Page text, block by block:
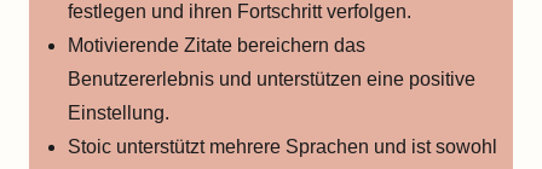
festlegen und ihren Fortschritt verfolgen.
Motivierende Zitate bereichern das
Benutzererlebnis und unterstützen eine positive
Einstellung.
Stoic unterstützt mehrere Sprachen und ist sowohl